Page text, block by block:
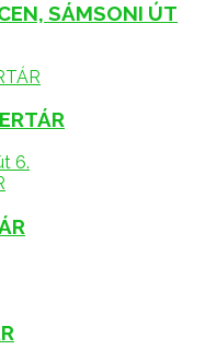
SÁMSONI ÚT
6.